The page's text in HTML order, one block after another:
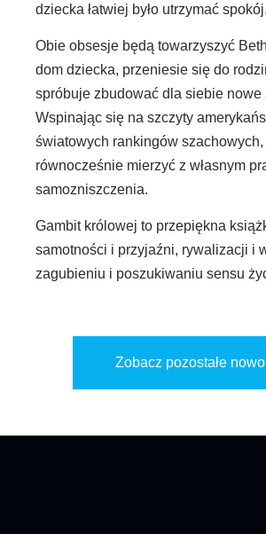
dziecka łatwiej było utrzymać spokój.
Obie obsesje będą towarzyszyć
dom dziecka, przeniesie się do
spróbuje zbudować dla siebie nowe
Wspinając się na szczyty
światowych rankingów
równocześnie mierzyć z własnym
samozniszczenia.
Gambit królowej to przepiękna
samotności i przyjaźni, rywalizacji i
zagubieniu i poszukiwaniu sensu
Zobacz pozostałe